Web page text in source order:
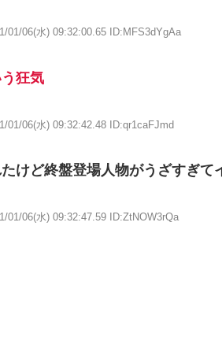
01/06(水) 09:32:00.65 ID:MFS3dYgAa
狂気
01/06(水) 09:32:42.48 ID:qr1caFJmd
けど終盤登場人物がうざすぎて
01/06(水) 09:32:47.59 ID:ZtNOW3rQa